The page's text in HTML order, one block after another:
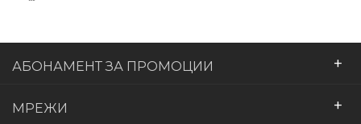
АБОНАМЕНТ ЗА ПРОМОЦИИ +
МРЕЖИ +